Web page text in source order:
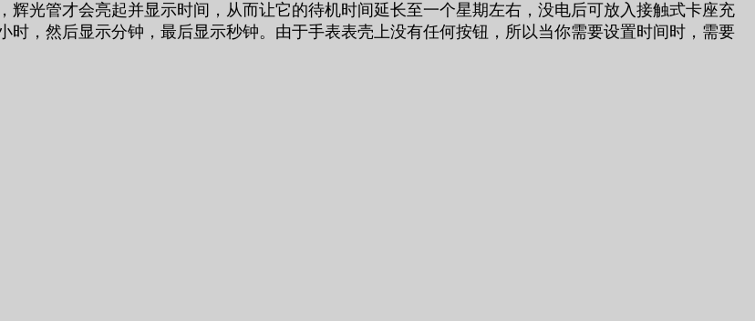
光管才会亮起并显示时间，从而让它的待机时间延长至一个星期左右，没电后可放入接触式卡座充
，然后显示分钟，最后显示秒钟。由于手表表壳上没有任何按钮，所以当你需要设置时间时，需要